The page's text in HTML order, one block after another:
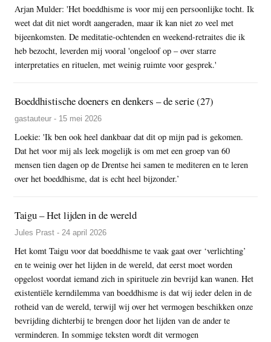
Arjan Mulder: 'Het boeddhisme is voor mij een persoonlijke tocht. Ik
weet dat dit niet wordt aangeraden, maar ik kan niet zo veel met
bijeenkomsten. De meditatie-ochtenden en weekend-retraites die ik
heb bezocht, leverden mij vooral 'ongeloof op – over starre
interpretaties en rituelen, met weinig ruimte voor gesprek.'
Boeddhistische doeners en denkers – de serie (27)
gastauteur - 15 mei 2026
Loekie: 'Ik ben ook heel dankbaar dat dit op mijn pad is gekomen.
Dat het voor mij als leek mogelijk is om met een groep van 60
mensen tien dagen op de Drentse hei samen te mediteren en te leren
over het boeddhisme, dat is echt heel bijzonder.’
Taigu – Het lijden in de wereld
Jules Prast - 24 april 2026
Het komt Taigu voor dat boeddhisme te vaak gaat over ‘verlichting’
en te weinig over het lijden in de wereld, dat eerst moet worden
opgelost voordat iemand zich in spirituele zin bevrijd kan wanen. Het
existentiële kerndilemma van boeddhisme is dat wij ieder delen in de
rotheid van de wereld, terwijl wij over het vermogen beschikken onze
bevrijding dichterbij te brengen door het lijden van de ander te
verminderen. In sommige teksten wordt dit vermogen